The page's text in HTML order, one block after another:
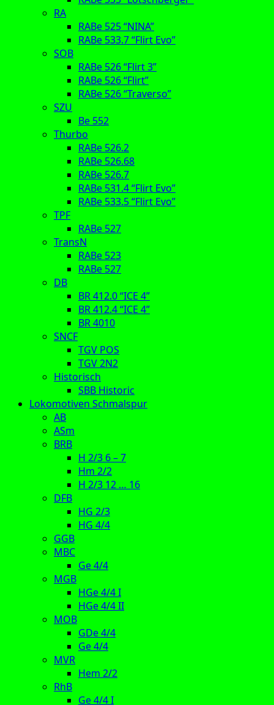
RA
RABe 525 “NINA”
RABe 533.7 “Flirt Evo”
SOB
RABe 526 “Flirt 3”
RABe 526 “Flirt”
RABe 526 “Traverso”
SZU
Be 552
Thurbo
RABe 526.2
RABe 526.68
RABe 526.7
RABe 531.4 “Flirt Evo”
RABe 533.5 “Flirt Evo”
TPF
RABe 527
TransN
RABe 523
RABe 527
DB
BR 412.0 “ICE 4”
BR 412.4 “ICE 4”
BR 4010
SNCF
TGV POS
TGV 2N2
Historisch
SBB Historic
Lokomotiven Schmalspur
AB
ASm
BRB
H 2/3 6 – 7
Hm 2/2
H 2/3 12 … 16
DFB
HG 2/3
HG 4/4
GGB
MBC
Ge 4/4
MGB
HGe 4/4 I
HGe 4/4 II
MOB
GDe 4/4
Ge 4/4
MVR
Hem 2/2
RhB
Ge 4/4 I